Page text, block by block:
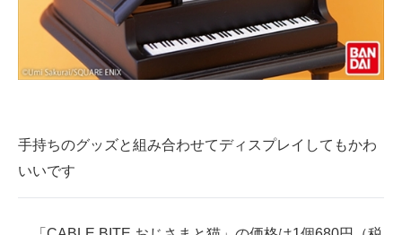
ちょっと気になるネットの話題
手持ちのグッズと組み合わせてディスプレイしてもかわ
いいです